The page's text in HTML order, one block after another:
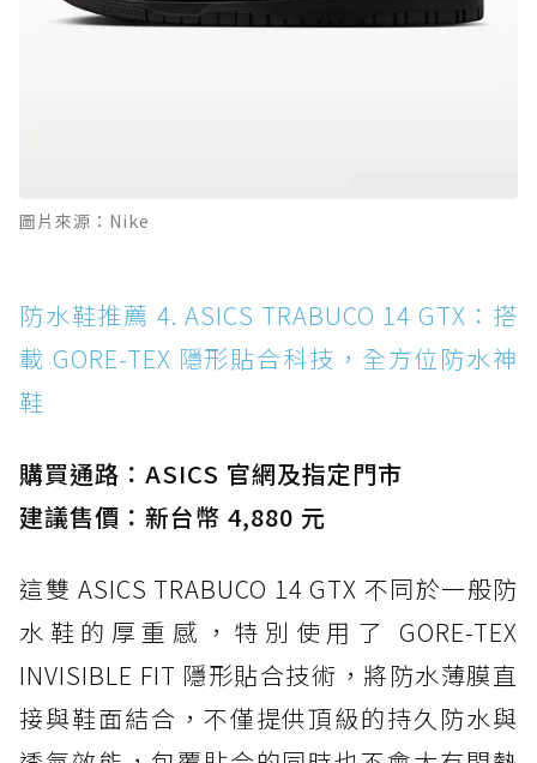
圖片來源：Nike
防水鞋推薦 4. ASICS TRABUCO 14 GTX：搭
載 GORE-TEX 隱形貼合科技，全方位防水神
鞋
購買通路：ASICS 官網及指定門市
建議售價：新台幣 4,880 元
這雙 ASICS TRABUCO 14 GTX 不同於一般防
水鞋的厚重感，特別使用了 GORE-TEX
INVISIBLE FIT 隱形貼合技術，將防水薄膜直
接與鞋面結合，不僅提供頂級的持久防水與